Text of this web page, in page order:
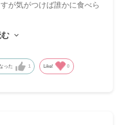
が気がつけば誰かに食べら
った 1 Like! 0